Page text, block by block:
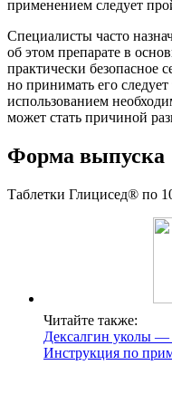
Специалисты часто
об этом препарате в
практически безопасное
но принимать его
использованием
может стать причиной
Форма выпуска
Таблетки Глицисед® по
Читайте также:
Дексалгин уколы —
Инструкция по